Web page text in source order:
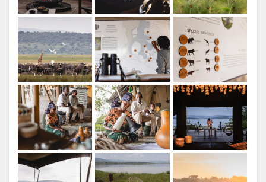
ITALIEN
HOLLANDAIS
NORWEGIAN
PORTUGUAIS
SWEDISH
DANISH
CHINESE
Crédit: Wilderness
Crédit: Wilderness